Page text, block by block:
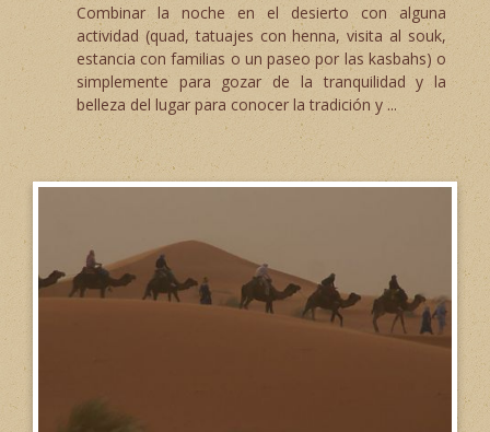
Combinar la noche en el desierto con alguna
actividad (quad, tatuajes con henna, visita al souk,
estancia con familias o un paseo por las kasbahs) o
simplemente para gozar de la tranquilidad y la
belleza del lugar para conocer la tradición y ...